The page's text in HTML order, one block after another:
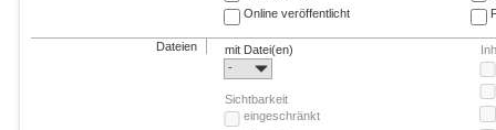
Online veröffentlicht
Dateien
mit Datei(en)
-
Sichtbarkeit
eingeschränkt